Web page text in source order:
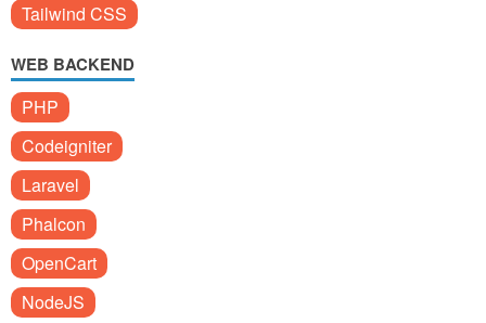
Tailwind CSS
WEB BACKEND
PHP
Codeigniter
Laravel
Phalcon
OpenCart
NodeJS